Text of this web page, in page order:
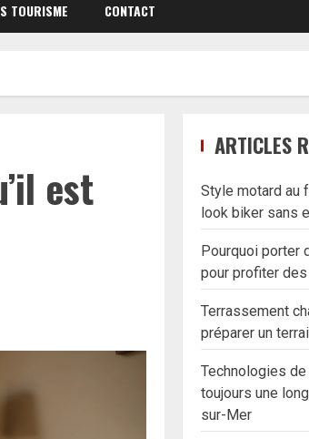
TOURISME CONTACT
est
ARTICLES
Style motard au
look biker sans
Pourquoi porter
pour profiter
Terrassement
préparer un
Technologies
toujours une
sur-Mer